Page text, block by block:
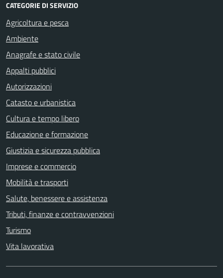
CATEGORIE DI SERVIZIO
Agricoltura e pesca
Ambiente
Anagrafe e stato civile
Appalti pubblici
Autorizzazioni
Catasto e urbanistica
Cultura e tempo libero
Educazione e formazione
Giustizia e sicurezza pubblica
Imprese e commercio
Mobilità e trasporti
Salute, benessere e assistenza
Tributi, finanze e contravvenzioni
Turismo
Vita lavorativa